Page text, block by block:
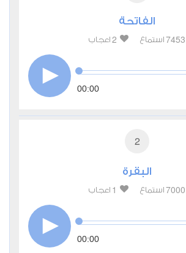
الفاتحة
7453 استماع 2 اعجاب
00:00
2
البقرة
7000 استماع 1 اعجاب
00:00